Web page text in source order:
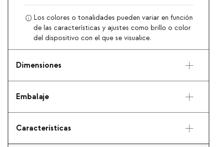
Los colores o tonalidades pueden variar en función
de las características y ajustes como brillo o color
del dispositivo con el que se visualice.
Dimensiones
Embalaje
Características